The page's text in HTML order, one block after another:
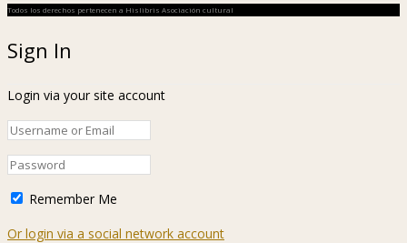
Todos los derechos pertenecen a Hislibris Asociación cultural
Sign In
Login via your site account
Remember Me
Or login via a social network account